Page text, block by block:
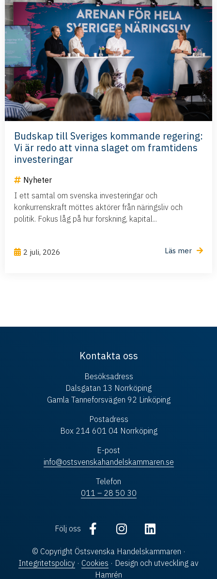
Budskap till Sveriges kommande regering:
Vi är redo att vinna slaget om framtidens
investeringar
Nyheter
I ett samtal om svenska investeringar och
konkurrenskraft möttes aktörer från näringsliv och
politik. Fokus låg på hur forskning, kapital...
2 juli, 2026 Läs mer
Kontakta oss
Besöksadress
Dalsgatan 13 Norrköping
Gamla Tanneforsvägen 92 Linköping
Postadress
Box 214 601 04 Norrköping
E-post
info@ostsvenskahandelskammaren.se
Telefon
011 – 28 50 30
Följ oss
© Copyright Östsvenska Handelskammaren ·
Integritetspolicy · Cookies · Design och utveckling av
Hamrén